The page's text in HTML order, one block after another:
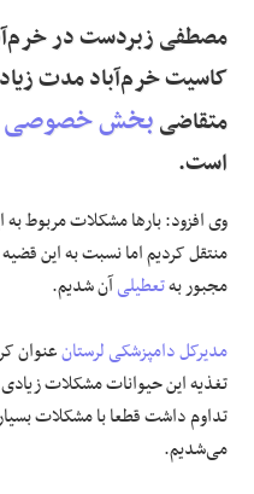
مصطفی زبردست در
کاسیت خرم‌آباد مدت
متقاضیبخش خصوصی
است.
وی افزود: بارها مشکلات مربوط
منتقل کردیم اما نسبت به این
مجبور بهتعطیلیآن شدیم.
مدیرکلدامپزشکیلرستانعنوان
تغذیه این حیوانات مشکلات
تداوم داشت قطعا با مشکلات
می‌شدیم.